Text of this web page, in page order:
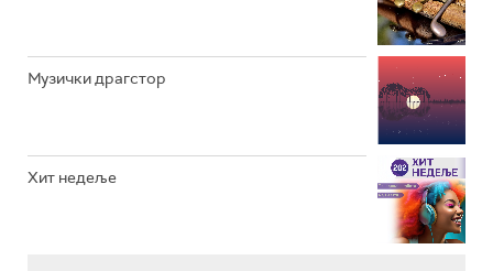
Музички драгстор
Хит недеље